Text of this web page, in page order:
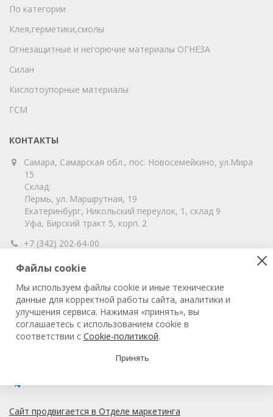
По категории
Клея,герметики,смолы
Огнезащитные и негорючие материалы ОГНЕЗА
Силан
Кислотоупорные материалы
ГСМ
КОНТАКТЫ
Самара, Самарская обл., пос. Новосемейкино, ул.Мира
15
Склад:
Пермь, ул. Маршрутная, 19
Екатеринбург, Никольский переулок, 1, склад 9
Уфа, Бирский тракт 5, корп. 2
+7 (342) 202-64-00
info@vitahim-perm.ru
ООО «ВитаХим Пермь»
ОГРН: 1115905003059
ИНН/КПП: 5905285619/590501001
Сайт продвигается в Отделе маркетинга
Файлы cookie
Мы используем файлы cookie и иные технические
данные для корректной работы сайта, аналитики и
улучшения сервиса. Нажимая «принять», вы
соглашаетесь с использованием cookie в
соответствии с Cookie-политикой.
Принять